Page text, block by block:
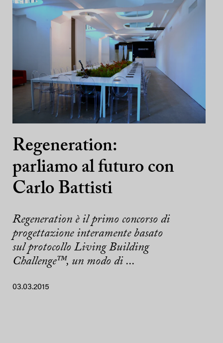
Regeneration:
parliamo al futuro con
Carlo Battisti
Regeneration è il primo concorso di
progettazione interamente basato
sul protocollo Living Building
Challenge™, un modo di ...
03.03.2015